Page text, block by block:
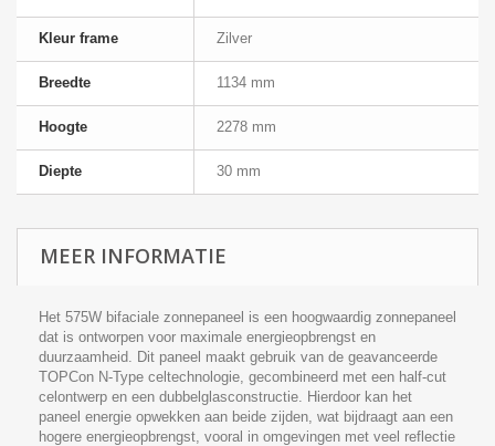
Kleur frame Zilver
Breedte 1134 mm
Hoogte 2278 mm
Diepte 30 mm
MEER INFORMATIE
Het 575W bifaciale zonnepaneel is een hoogwaardig zonnepaneel
dat is ontworpen voor maximale energieopbrengst en
duurzaamheid. Dit paneel maakt gebruik van de geavanceerde
TOPCon N-Type celtechnologie, gecombineerd met een half-cut
celontwerp en een dubbelglasconstructie. Hierdoor kan het
paneel energie opwekken aan beide zijden, wat bijdraagt aan een
hogere energieopbrengst, vooral in omgevingen met veel reflectie